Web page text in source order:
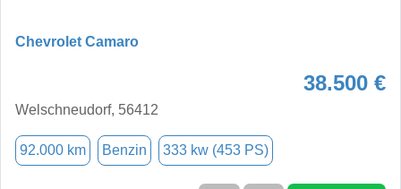
Chevrolet Camaro
38.500 €
Welschneudorf, 56412
92.000 km Benzin 333 kw (453 PS)